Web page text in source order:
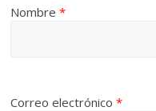
Nombre*
Correo electrónico*